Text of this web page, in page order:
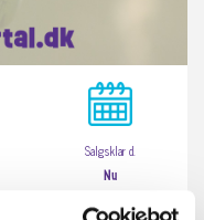
Salgsklar d.
Nu